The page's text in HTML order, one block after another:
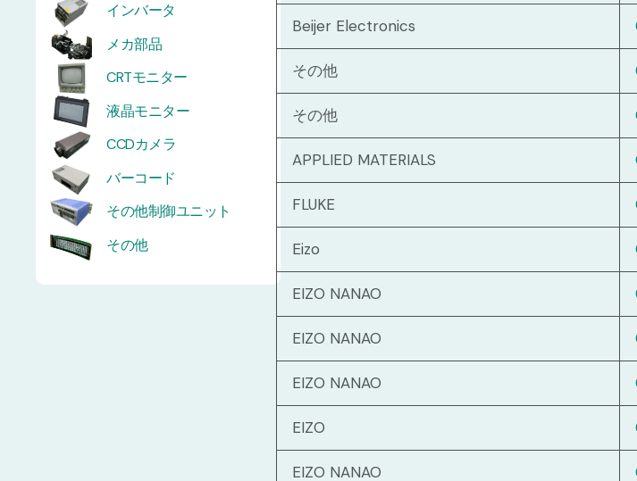
インバータ
メカ部品
CRTモニター
液晶モニター
CCDカメラ
バーコード
その他制御ユニット
その他
Beijer Electronics
その他
その他
APPLIED MATERIALS
FLUKE
Eizo
EIZO NANAO
EIZO NANAO
EIZO NANAO
EIZO
EIZO NANAO